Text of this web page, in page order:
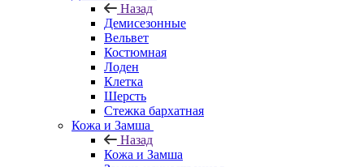
Назад
Демисезонные
Вельвет
Костюмная
Лоден
Клетка
Шерсть
Стежка бархатная
Кожа и Замша
Назад
Кожа и Замша